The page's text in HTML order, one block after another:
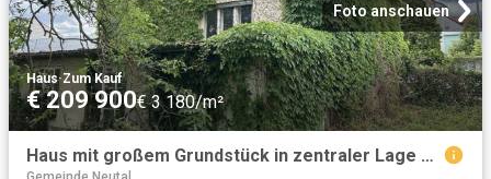
Foto anschauen
Haus·Zum Kauf
€ 209 900€ 3 180/m²
Haus mit großem Grundstück in zentraler Lage von Oberpullendorf